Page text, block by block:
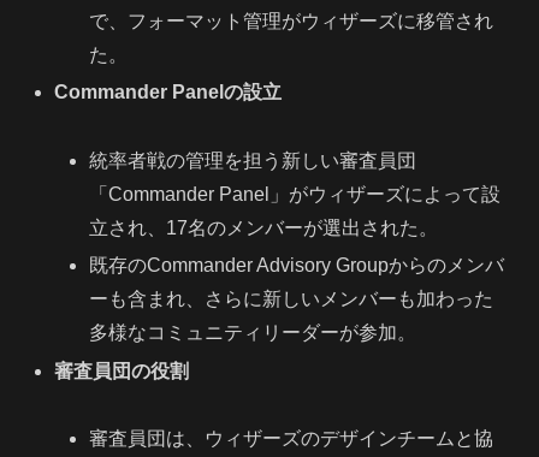
で、フォーマット管理がウィザーズに移管され
た。
Commander Panelの設立
統率者戦の管理を担う新しい審査員団
「Commander Panel」がウィザーズによって設
立され、17名のメンバーが選出された。
既存のCommander Advisory Groupからのメンバ
ーも含まれ、さらに新しいメンバーも加わった
多様なコミュニティリーダーが参加。
審査員団の役割
審査員団は、ウィザーズのデザインチームと協